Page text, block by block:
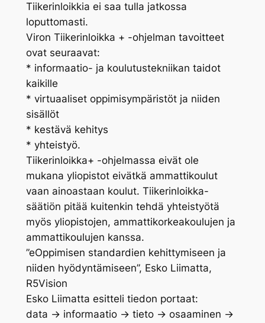
Tiikerinloikkia ei saa tulla jatkossa
loputtomasti.
Viron Tiikerinloikka + -ohjelman tavoitteet
ovat seuraavat:
* informaatio- ja koulutustekniikan taidot
kaikille
* virtuaaliset oppimisympäristöt ja niiden
sisällöt
* kestävä kehitys
* yhteistyö.
Tiikerinloikka+ -ohjelmassa eivät ole
mukana yliopistot eivätkä ammattikoulut
vaan ainoastaan koulut. Tiikerinloikka-
säätiön pitää kuitenkin tehdä yhteistyötä
myös yliopistojen, ammattikorkeakoulujen ja
ammattikoulujen kanssa.
”eOppimisen standardien kehittymiseen ja
niiden hyödyntämiseen”, Esko Liimatta,
R5Vision
Esko Liimatta esitteli tiedon portaat:
data -> informaatio -> tieto -> osaaminen ->